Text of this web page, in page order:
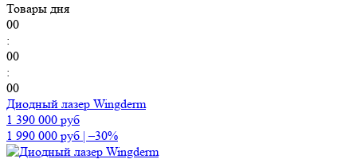
Товары дня
00
:
00
:
00
Диодный лазер Wingderm
1 390 000 руб
1 990 000 руб |–30%